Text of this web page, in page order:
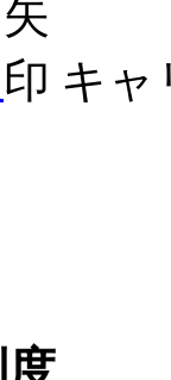
キャ